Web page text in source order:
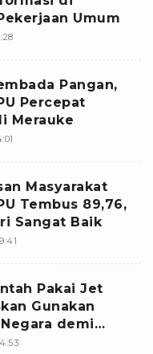
Umum
Pangan,
Percepat
Merauke
Masyarakat
Tembus 89,76,
Sangat Baik
Pakai Jet
Gunakan
demi